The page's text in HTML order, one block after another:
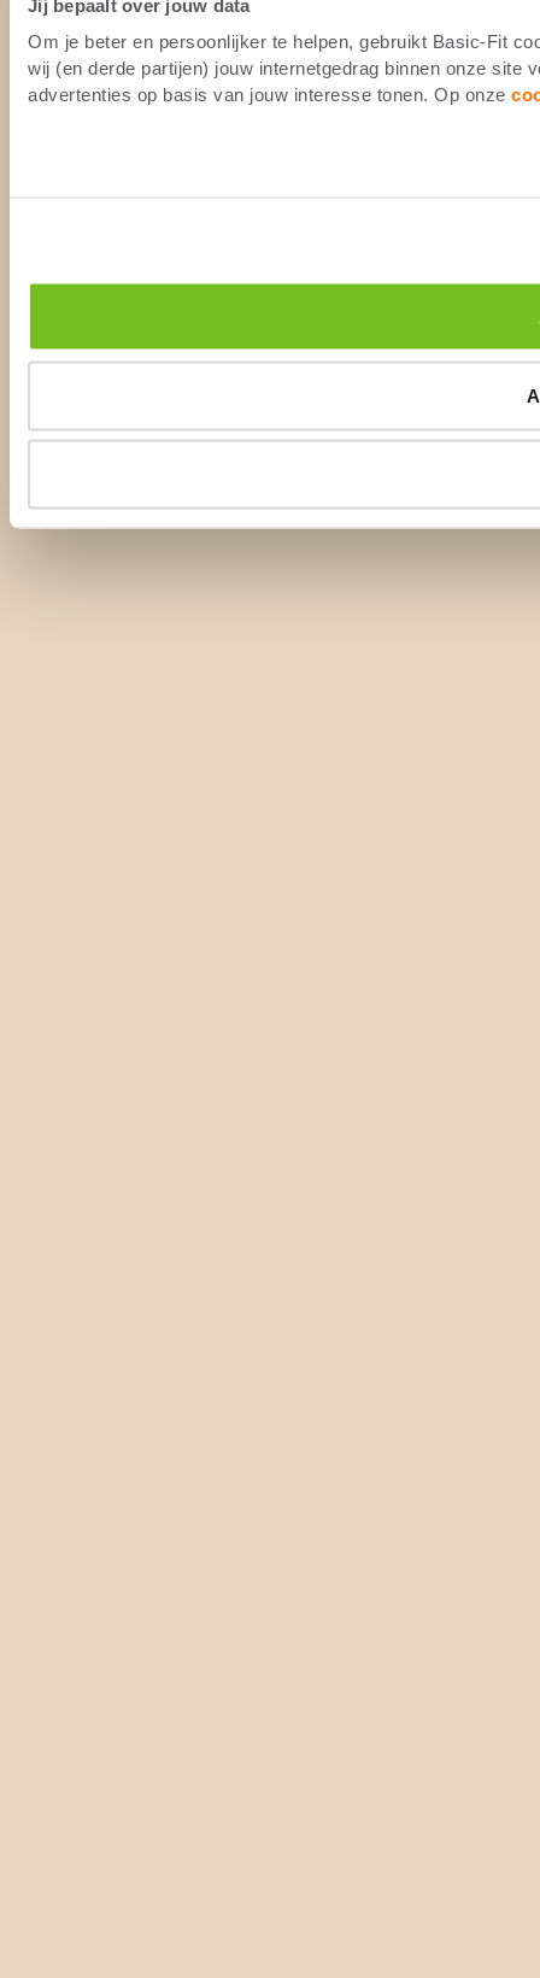
Jij bepaalt over jouw data
Om je beter en persoonlijker te helpen, gebruikt Basic-Fit
wij (en derde partijen) jouw internetgedrag binnen onze site
advertenties op basis van jouw interesse tonen. Op onze